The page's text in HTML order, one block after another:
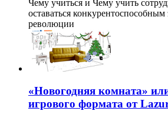
Чему учиться и Чему учить
оставаться
революции
«Новогодняя комната»
игрового формата от